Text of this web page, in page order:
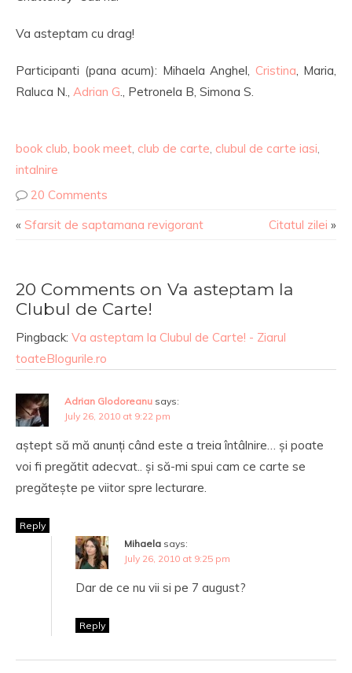
Va asteptam cu drag!
Participanti (pana acum): Mihaela Anghel, Cristina, Maria,
Raluca N., Adrian G., Petronela B, Simona S.
book club, book meet, club de carte, clubul de carte iasi,
intalnire
20 Comments
« Sfarsit de saptamana revigorant Citatul zilei »
20 Comments on Va asteptam la
Clubul de Carte!
Pingback: Va asteptam la Clubul de Carte! - Ziarul
toateBlogurile.ro
Adrian Glodoreanu says:
July 26, 2010 at 9:22 pm
aștept să mă anunți când este a treia întâlnire… și poate
voi fi pregătit adecvat.. și să-mi spui cam ce carte se
pregătește pe viitor spre lecturare.
Reply
Mihaela says:
July 26, 2010 at 9:25 pm
Dar de ce nu vii si pe 7 august?
Reply